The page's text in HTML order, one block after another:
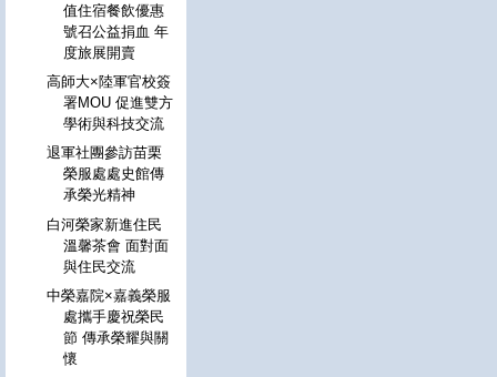
值住宿餐飲優惠
號召公益捐血 年
度旅展開賣
高師大×陸軍官校簽
署MOU 促進雙方
學術與科技交流
退軍社團參訪苗栗
榮服處處史館傳
承榮光精神
白河榮家新進住民
溫馨茶會 面對面
與住民交流
中榮嘉院×嘉義榮服
處攜手慶祝榮民
節 傳承榮耀與關
懷